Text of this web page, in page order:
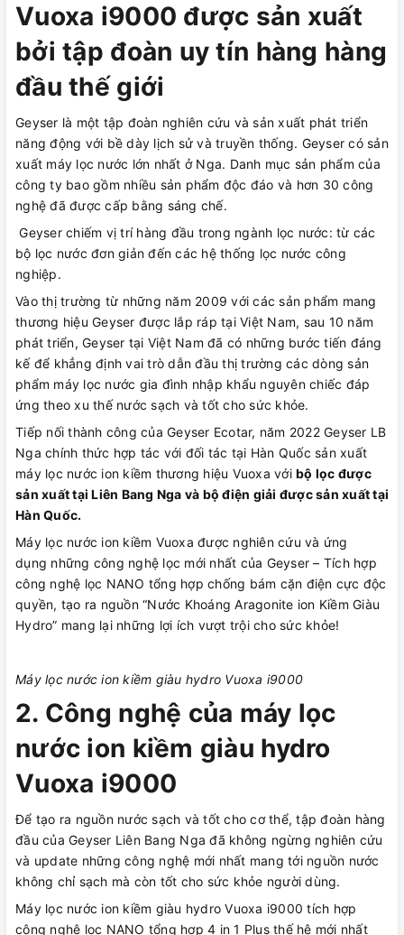
Vuoxa i9000 được sản xuất
bởi tập đoàn uy tín hàng hàng
đầu thế giới
Geyser là một tập đoàn nghiên cứu và sản xuất phát triển
năng động với bề dày lịch sử và truyền thống. Geyser có sản
xuất máy lọc nước lớn nhất ở Nga. Danh mục sản phẩm của
công ty bao gồm nhiều sản phẩm độc đáo và hơn 30 công
nghệ đã được cấp bằng sáng chế.
Geyser chiếm vị trí hàng đầu trong ngành lọc nước: từ các
bộ lọc nước đơn giản đến các hệ thống lọc nước công
nghiệp.
Vào thị trường từ những năm 2009 với các sản phẩm mang
thương hiệu Geyser được lắp ráp tại Việt Nam, sau 10 năm
phát triển, Geyser tại Việt Nam đã có những bước tiến đáng
kế để khẳng định vai trò dẫn đầu thị trường các dòng sản
phẩm máy lọc nước gia đình nhập khẩu nguyên chiếc đáp
ứng theo xu thế nước sạch và tốt cho sức khỏe.
Tiếp nối thành công của Geyser Ecotar, năm 2022 Geyser LB
Nga chính thức hợp tác với đối tác tại Hàn Quốc sản xuất
máy lọc nước ion kiềm thương hiệu Vuoxa với bộ lọc được
sản xuất tại Liên Bang Nga và bộ điện giải được sản xuất tại
Hàn Quốc.
Máy lọc nước ion kiềm Vuoxa được nghiên cứu và ứng
dụng những công nghệ lọc mới nhất của Geyser – Tích hợp
công nghệ lọc NANO tổng hợp chống bám cặn điện cực độc
quyền, tạo ra nguồn “Nước Khoáng Aragonite ion Kiềm Giàu
Hydro” mang lại những lợi ích vượt trội cho sức khỏe!
Máy lọc nước ion kiềm giàu hydro Vuoxa i9000
2. Công nghệ của máy lọc
nước ion kiềm giàu hydro
Vuoxa i9000
Để tạo ra nguồn nước sạch và tốt cho cơ thể, tập đoàn hàng
đầu của Geyser Liên Bang Nga đã không ngừng nghiên cứu
và update những công nghệ mới nhất mang tới nguồn nước
không chỉ sạch mà còn tốt cho sức khỏe người dùng.
Máy lọc nước ion kiềm giàu hydro Vuoxa i9000 tích hợp
công nghệ lọc NANO tổng hợp 4 in 1 Plus thế hệ mới nhất